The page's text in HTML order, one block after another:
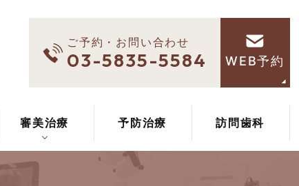
ご予約・お問い合わせ
03-5835-5584 WEB予約
審美治療 予防治療 訪問歯科